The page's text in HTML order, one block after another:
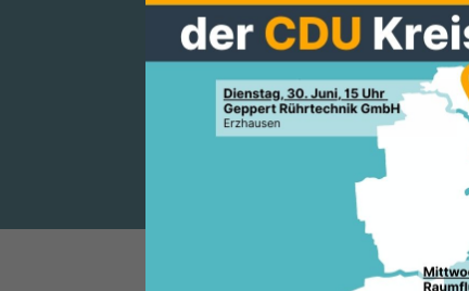
KARIN
MANFRED
DEN
Einladung zur Europawoche